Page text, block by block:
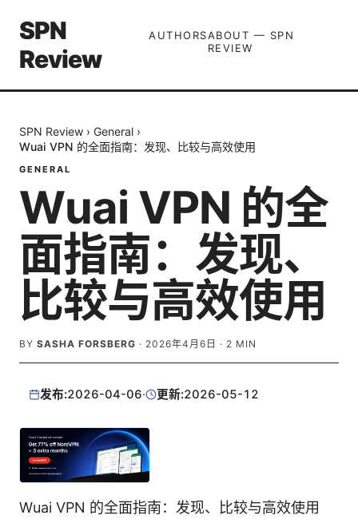
SPN
Review
AUTHORSABOUT — SPN
REVIEW
SPN Review › General ›
Wuai VPN 的全面指南：发现、比较与高效使用
GENERAL
Wuai VPN 的全
面指南：发现、
比较与高效使用
BY SASHA FORSBERG · 2026年4月6日 · 2 MIN
发布:2026-04-06· 更新:2026-05-12
Wuai VPN 的全面指南：发现、比较与高效使用